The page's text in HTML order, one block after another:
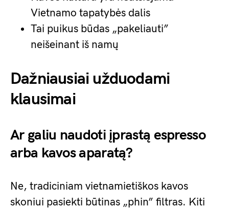
Vietnamo tapatybės dalis
Tai puikus būdas „pakeliauti”
neišeinant iš namų
Dažniausiai užduodami
klausimai
Ar galiu naudoti įprastą espresso
arba kavos aparatą?
Ne, tradiciniam vietnamietiškos kavos
skoniui pasiekti būtinas „phin” filtras. Kiti